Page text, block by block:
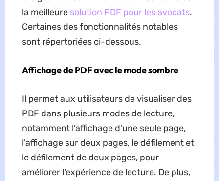
la meilleure solution PDF pour les avocats.
Certaines des fonctionnalités notables
sont répertoriées ci-dessous.
Affichage de PDF avec le mode sombre
Il permet aux utilisateurs de visualiser des
PDF dans plusieurs modes de lecture,
notamment l'affichage d'une seule page,
l'affichage sur deux pages, le défilement et
le défilement de deux pages, pour
améliorer l'expérience de lecture. De plus,